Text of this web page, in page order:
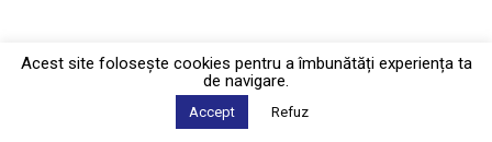
Acest site foloseşte cookies pentru a îmbunătăți experiența ta
de navigare.
Accept Refuz